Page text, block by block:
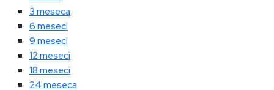
3 meseca
6 meseci
9 meseci
12 meseci
18 meseci
24 meseca